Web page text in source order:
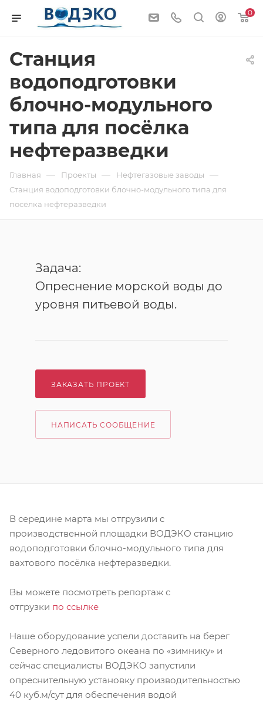
0
Станция
водоподготовки
блочно-модульного
типа для посёлка
нефтеразведки
Главная — Проекты — Нефтегазовые заводы —
Станция водоподготовки блочно-модульного типа для
посёлка нефтеразведки
Задача:
Опреснение морской воды до
уровня питьевой воды.
ЗАКАЗАТЬ ПРОЕКТ
НАПИСАТЬ СООБЩЕНИЕ
В середине марта мы отгрузили с
производственной площадки ВОДЭКО станцию
водоподготовки блочно-модульного типа для
вахтового посёлка нефтеразведки.
Вы можете посмотреть репортаж с
отгрузки по ссылке
Наше оборудование успели доставить на берег
Северного ледовитого океана по «зимнику» и
сейчас специалисты ВОДЭКО запустили
опреснительную установку производительностью
40 куб.м/сут для обеспечения водой